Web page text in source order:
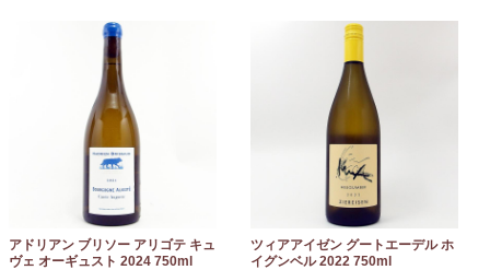
アドリアン ブリソー アリゴテ キュ
ヴェ オーギュスト 2024 750ml
ツィアアイゼン グートエーデル ホ
イグンベル 2022 750ml